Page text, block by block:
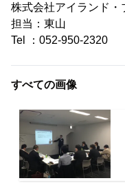
株式会社アイランド・
担当：東山
Tel ：052-950-2320
すべての画像